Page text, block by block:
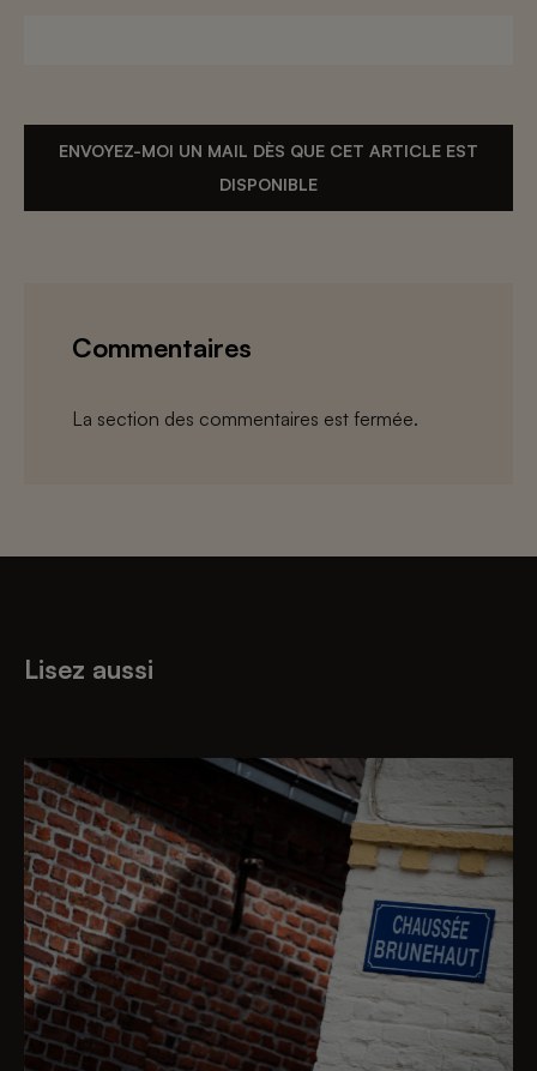
ENVOYEZ-MOI UN MAIL DÈS QUE CET ARTICLE EST
DISPONIBLE
Commentaires
La section des commentaires est fermée.
Lisez aussi